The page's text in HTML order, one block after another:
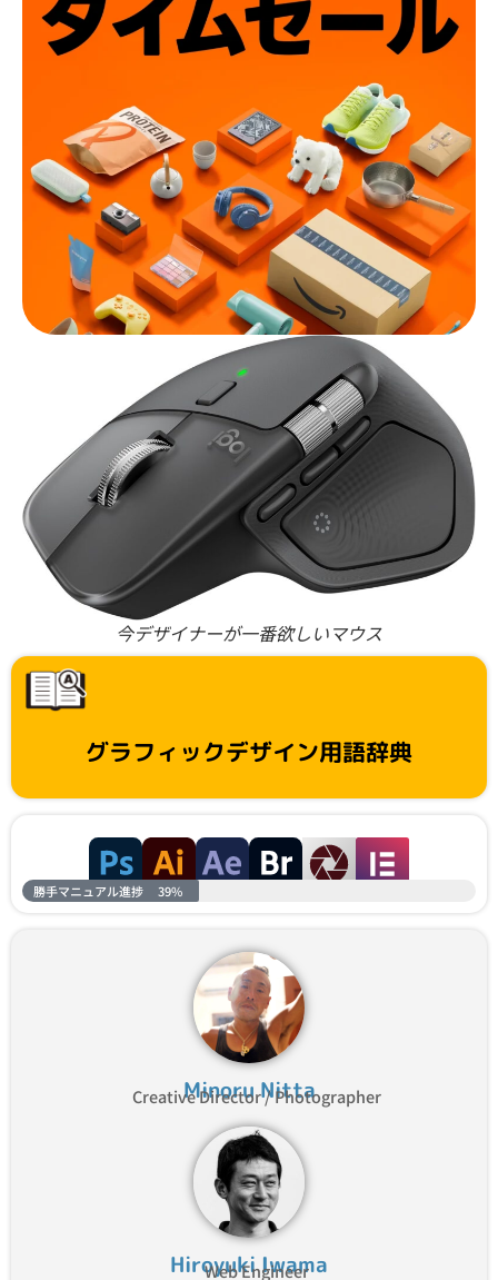
今デザイナーが一番欲しいマウス
グラフィックデザイン用語辞典
勝手マニュアル進捗 39%
Minoru Nitta
Creative Director / Photographer
Hiroyuki Iwama
Web Engineer